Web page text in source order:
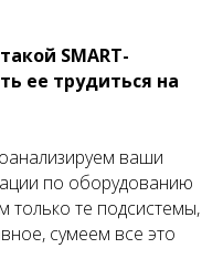
SMART-
ее трудиться на
ваши
по оборудованию
те подсистемы,
сумеем все это